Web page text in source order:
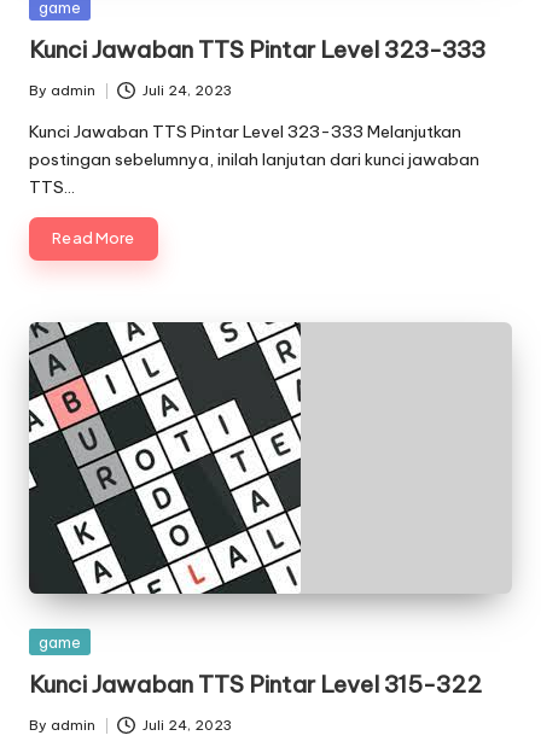
Posted
game
Kunci Jawaban TTS Pintar Level 323-333
Posted
by
By admin Juli 24, 2023
Kunci Jawaban TTS Pintar Level 323-333 Melanjutkan
postingan sebelumnya, inilah lanjutan dari kunci jawaban
TTS…
Read More
Posted
game
Kunci Jawaban TTS Pintar Level 315-322
Posted
By admin Juli 24, 2023